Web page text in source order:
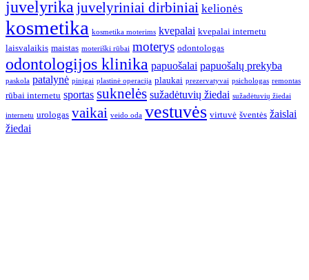
juvelyrika juvelyriniai dirbiniai kelionės
kosmetika kosmetika moterims kvepalai kvepalai internetu
laisvalaikis maistas moteriški rūbai moterys odontologas
odontologijos klinika papuošalai papuošalų prekyba
paskola patalynė pinigai plastinė operacija plaukai prezervatyvai psichologas remontas
rūbai internetu sportas suknelės sužadėtuvių žiedai sužadėtuvių žiedai
internetu urologas vaikai veido oda vestuvės virtuvė šventės žaislai
žiedai